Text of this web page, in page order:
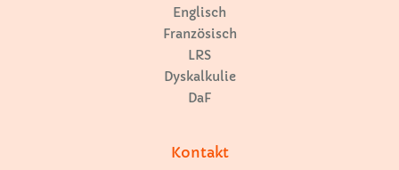
Englisch
Französisch
LRS
Dyskalkulie
DaF
Kontakt